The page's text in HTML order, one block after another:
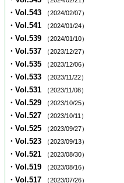
・Vol.543 （2024/02/07）
・Vol.541 （2024/01/24）
・Vol.539 （2024/01/10）
・Vol.537 （2023/12/27）
・Vol.535 （2023/12/06）
・Vol.533 （2023/11/22）
・Vol.531 （2023/11/08）
・Vol.529 （2023/10/25）
・Vol.527 （2023/10/11）
・Vol.525 （2023/09/27）
・Vol.523 （2023/09/13）
・Vol.521 （2023/08/30）
・Vol.519 （2023/08/16）
・Vol.517 （2023/07/26）